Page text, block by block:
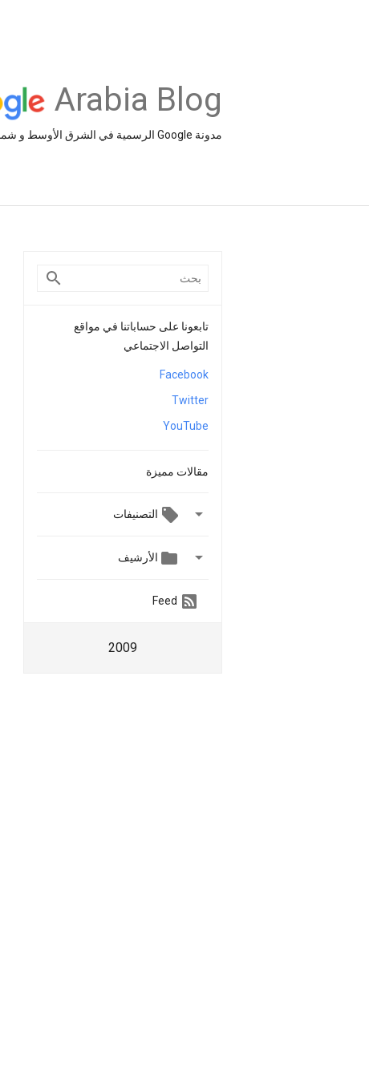
Arabia Blog
مدونة Google الرسمية في الشرق الأوسط و شمال أفريقيا‎
تابعونا على حساباتنا في مواقع
التواصل الاجتماعي
Facebook
Twitter
YouTube
مقالات مميزة
التصنيفات 
 الأرشيف 
Feed
2009